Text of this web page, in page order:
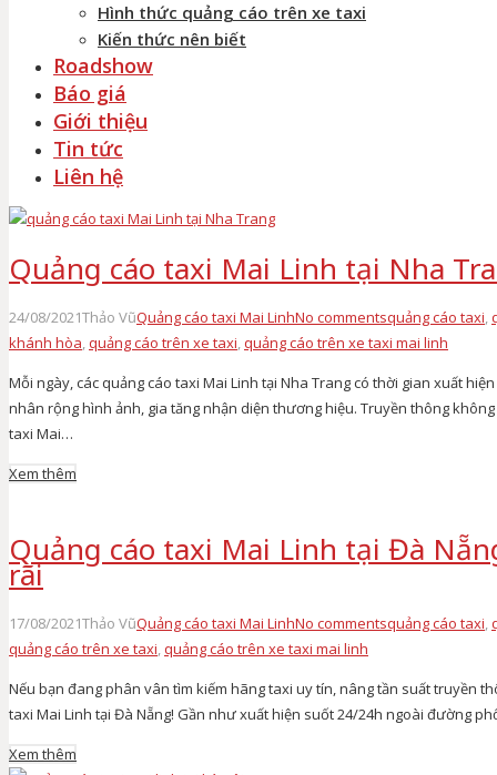
Hình thức quảng cáo trên xe taxi
Kiến thức nên biết
Roadshow
Báo giá
Giới thiệu
Tin tức
Liên hệ
Quảng cáo taxi Mai Linh tại Nha
24/08/2021Thảo VũQuảng cáo taxi Mai LinhNo commentsquảng cáo taxi,
khánh hòa,quảng cáo trên xe taxi,quảng cáo trên xe taxi mai linh
Mỗi ngày, các quảng cáo taxi Mai Linh tại Nha Trang có thời gian xuất
nhân rộng hình ảnh, gia tăng nhận diện thương hiệu. Truyền thông
taxi Mai…
Xem thêm
Quảng cáo taxi Mai Linh tại Đà
rãi
17/08/2021Thảo VũQuảng cáo taxi Mai LinhNo commentsquảng cáo taxi,
quảng cáo trên xe taxi,quảng cáo trên xe taxi mai linh
Nếu bạn đang phân vân tìm kiếm hãng taxi uy tín, nâng tần suất truyền
taxi Mai Linh tại Đà Nẵng! Gần như xuất hiện suốt 24/24h ngoài đường
Xem thêm